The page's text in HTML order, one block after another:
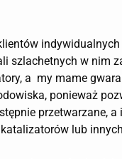
szlachetnych w nim
a my mame
ponieważ
przetwarzane,
lub